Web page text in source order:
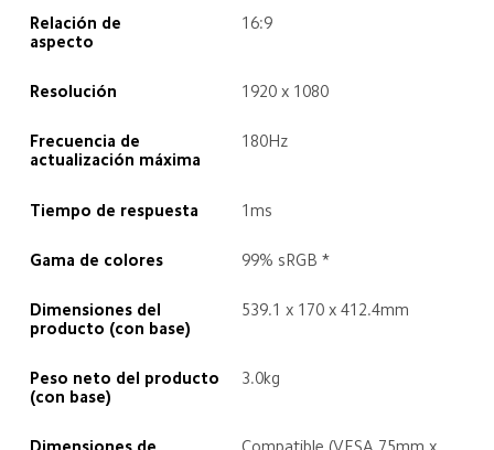
Relación de
aspecto
16:9
Resolución 1920 x 1080
Frecuencia de
actualización máxima
180Hz
Tiempo de respuesta 1ms
Gama de colores 99% sRGB *
Dimensiones del
producto (con base)
539.1 x 170 x 412.4mm
Peso neto del producto
(con base)
3.0kg
Dimensiones de
Compatible (VESA 75mm x